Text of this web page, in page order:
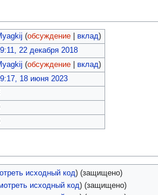
(обсуждение| вклад)
22 декабря 2018
(обсуждение| вклад)
18 июня 2023
исходный код) (защищено)
исходный код) (защищено)